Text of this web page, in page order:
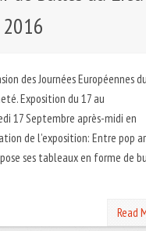
des Journées Européennes
Exposition du 17 au
17 Septembre après-midi en
de l’exposition: Entre pop
ses tableaux en forme de
Read